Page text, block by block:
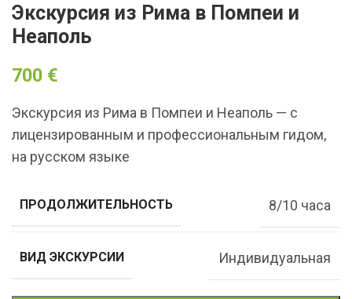
Экскурсия из Рима в Помпеи и
Неаполь
700 €
Экскурсия из Рима в Помпеи и Неаполь — с
лицензированным и профессиональным гидом,
на русском языке
ПРОДОЛЖИТЕЛЬНОСТЬ 8/10 часа
ВИД ЭКСКУРСИИ Индивидуальная